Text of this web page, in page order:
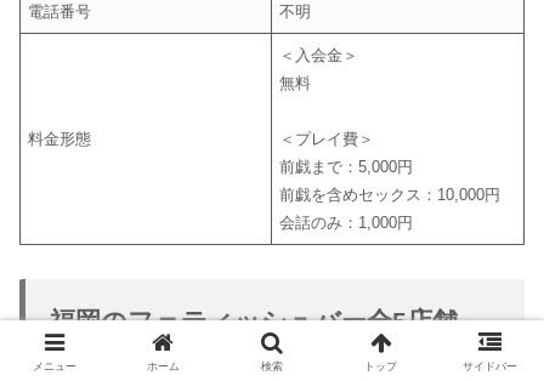
電話番号 不明
料金形態
＜入会金＞
無料
＜プレイ費＞
前戯まで：5,000円
前戯を含めセックス：10,000円
会話のみ：1,000円
福岡のフェティッシュバー全5店舗
メニュー ホーム 検索 トップ サイドバー